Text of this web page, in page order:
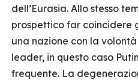
dell’Eurasia. Allo stesso
prospettico far coincidere
una nazione con la
leader, in questo caso
frequente. La